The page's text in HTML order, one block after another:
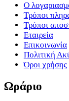
Ο
Τρόποι
Τρόποι
Εταιρεία
Επικοινωνία
Πολιτική
Όροι χρήσης
Ωράριο